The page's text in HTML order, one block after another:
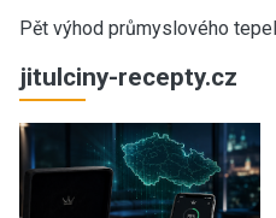
Pět výhod průmyslového
jitulciny-recepty.cz